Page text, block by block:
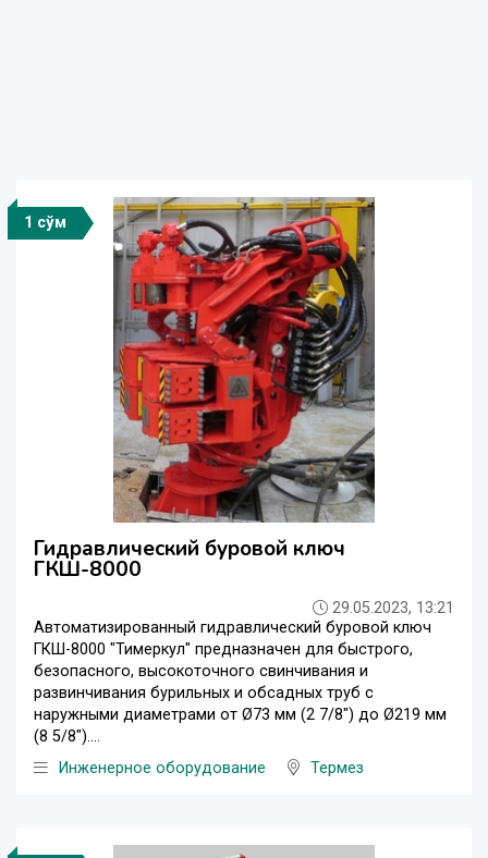
1 сўм
Гидравлический буровой ключ
ГКШ-8000
29.05.2023, 13:21
Автоматизированный гидравлический буровой ключ
ГКШ-8000 "Тимеркул" предназначен для быстрого,
безопасного, высокоточного свинчивания и
развинчивания бурильных и обсадных труб с
наружными диаметрами от Ø73 мм (2 7/8") до Ø219 мм
(8 5/8")....
Инженерное оборудование
Термез